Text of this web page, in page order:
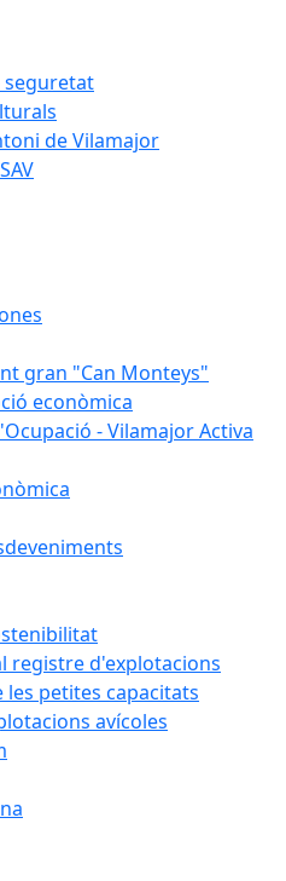
seguretat
de Vilamajor
gran "Can Monteys"
econòmica
- Vilamajor Activa
registre d'explotacions
les petites capacitats
avícoles